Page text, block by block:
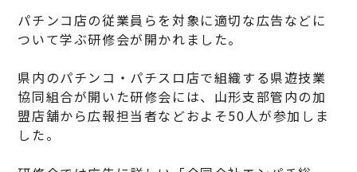
パチンコ店の従業員らを対象に適切な広告などに
ついて学ぶ研修会が開かれました。
県内のパチンコ・パチスロ店で組織する県遊技業
協同組合が開いた研修会には、山形支部管内の加
盟店舗から広報担当者などおよそ50人が参加しま
した。